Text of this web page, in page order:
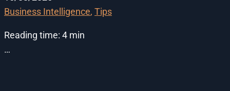
Business Intelligence, Tips
Reading time: 4 min
…